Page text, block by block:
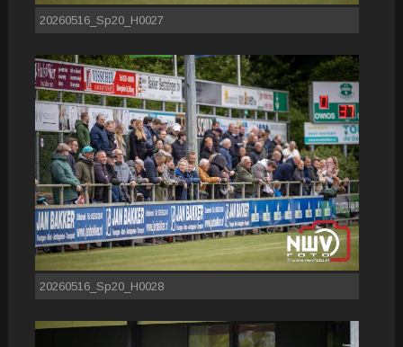
20260516_Sp20_H0027
20260516_Sp20_H0028